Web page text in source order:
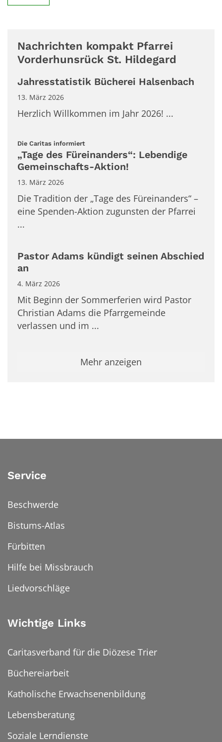
Nachrichten kompakt Pfarrei
Vorderhunsrück St. Hildegard
Jahresstatistik Bücherei Halsenbach
13. März 2026
Herzlich Willkommen im Jahr 2026! ...
Die Caritas informiert:
„Tage des Füreinanders“: Lebendige
Gemeinschafts-Aktion!
13. März 2026
Die Tradition der „Tage des Füreinanders“ –
eine Spenden-Aktion zugunsten der Pfarrei
...
Pastor Adams kündigt seinen Abschied
an
4. März 2026
Mit Beginn der Sommerferien wird Pastor
Christian Adams die Pfarrgemeinde
verlassen und im ...
Mehr anzeigen
Service
Beschwerde
Bistums-Atlas
Fürbitten
Hilfe bei Missbrauch
Liedvorschläge
Wichtige Links
Caritasverband für die Diözese Trier
Büchereiarbeit
Katholische Erwachsenenbildung
Lebensberatung
Soziale Lerndienste